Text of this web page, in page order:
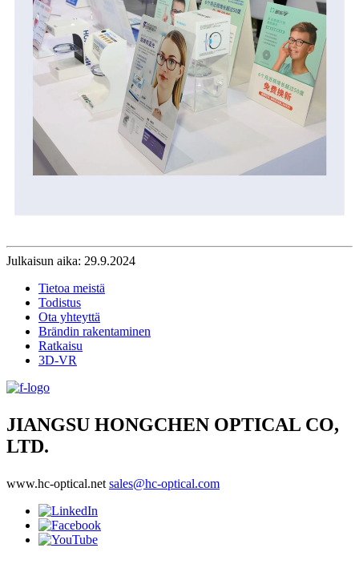
Julkaisun aika: 29.9.2024
Tietoa meistä
Todistus
Ota yhteyttä
Brändin rakentaminen
Ratkaisu
3D-VR
JIANGSU HONGCHEN OPTICAL CO,
LTD.
www.hc-optical.net sales@hc-optical.com